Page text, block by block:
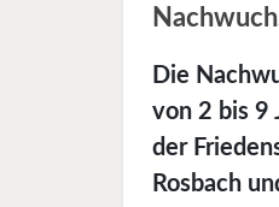
Die
von 2 bis 9
der
Rosbach